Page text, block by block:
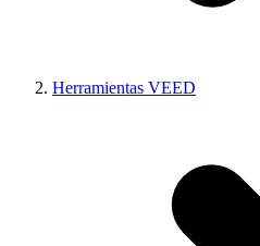
Herramientas VEED